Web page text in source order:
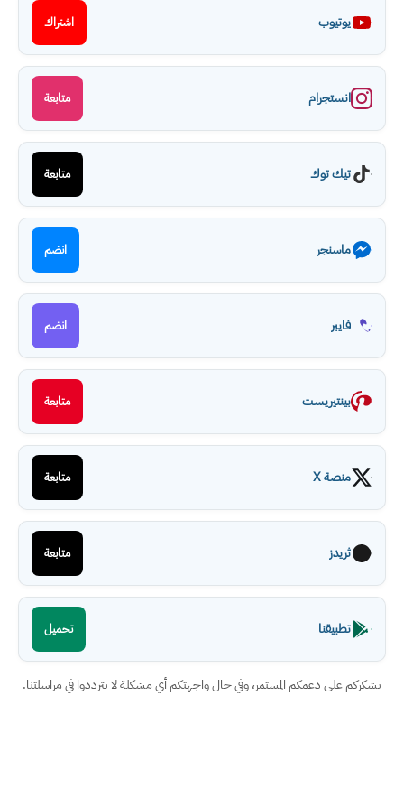
يوتيوب اشتراك
انستجرام متابعة
تيك توك متابعة
ماسنجر انضم
فايبر انضم
بينتيريست متابعة
منصة X متابعة
ثريدز متابعة
تطبيقنا تحميل
نشكركم على دعمكم المستمر، وفي حال واجهتكم أي مشكلة لا تترددوا في مراسلتنا.